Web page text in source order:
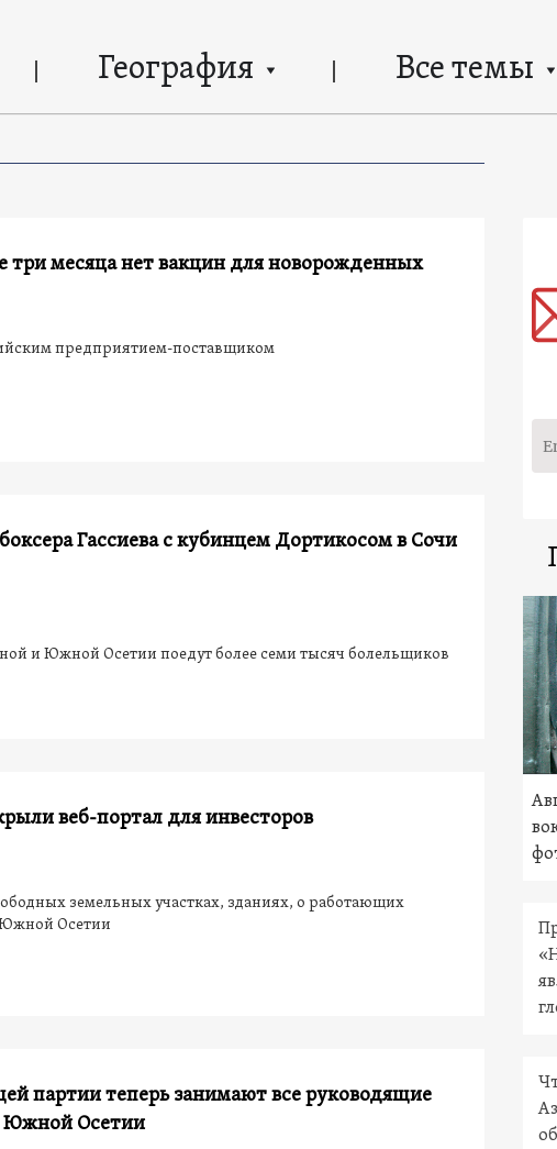
География Все темы
месяца нет вакцин для новорожденных
предприятием-поставщиком
Гассиева с кубинцем Дортикосом в Сочи
и Южной Осетии поедут более семи тысяч болельщиков
веб-портал для инвесторов
земельных участках, зданиях, о работающих
Осетии
партии теперь занимают все руководящие
Южной Осетии